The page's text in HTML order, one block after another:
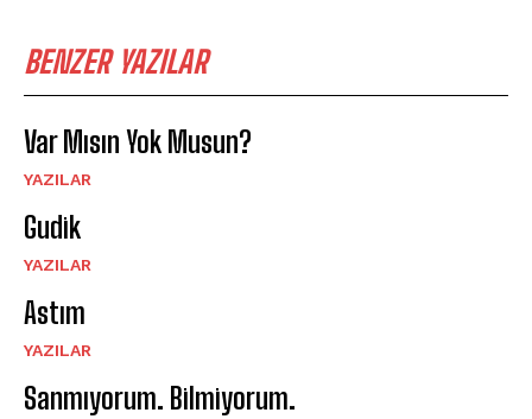
BENZER YAZILAR
Var Mısın Yok Musun?
YAZILAR
Gudik
YAZILAR
Astım
YAZILAR
Sanmıyorum. Bilmiyorum.